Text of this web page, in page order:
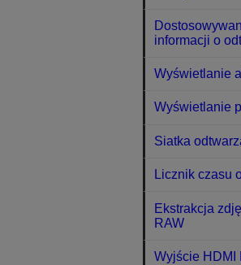
informacji o
Wyświetlanie
Wyświetlanie
Siatka
Licznik czasu
Ekstrakcja
RAW
Wyjście HDMI